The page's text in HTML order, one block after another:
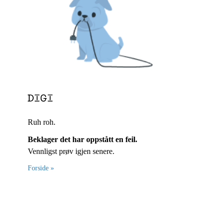
Ruh roh.
Beklager det har oppstått en feil.
Vennligst prøv igjen senere.
Forside »